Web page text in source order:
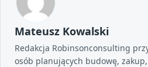
Mateusz Kowalski
Redakcja Robinsonconsulting
osób planujących budowę,